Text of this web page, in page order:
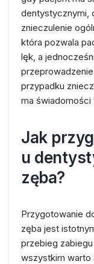
dentystycznymi,
znieczulenie
która pozwala
lęk, a
przypadku
ma
Jak
u
zęba?
Przygotowanie
zęba jest
przebieg
wszystkim warto